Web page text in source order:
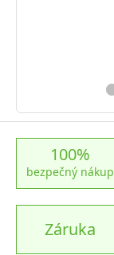
100%
bezpečný nákup
Záruka